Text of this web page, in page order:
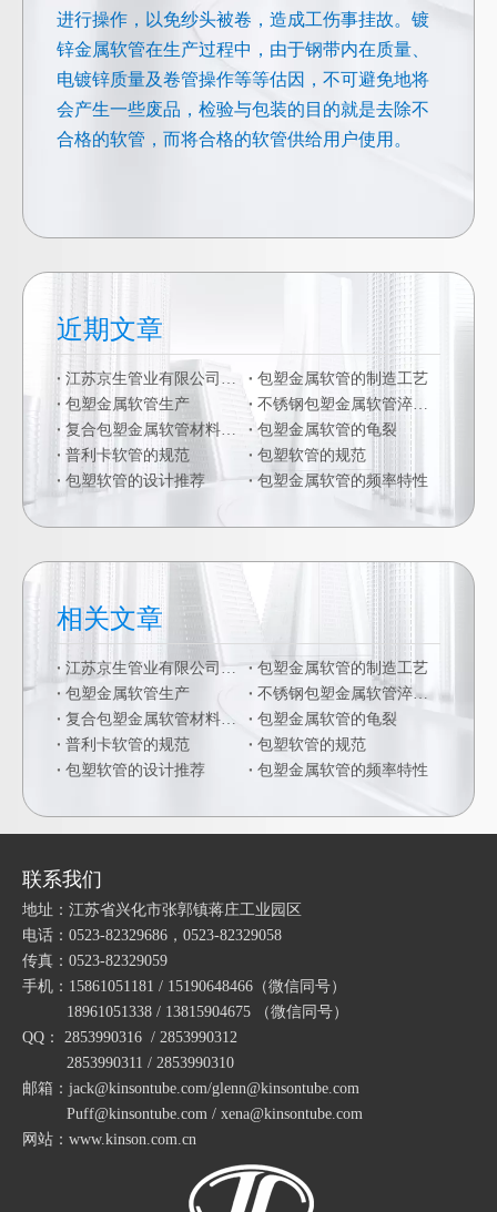
进行操作，以免纱头被卷，造成工伤事挂故。镀
锌金属软管在生产过程中，由于钢带内在质量、
电镀锌质量及卷管操作等等估因，不可避免地将
会产生一些废品，检验与包装的目的就是去除不
合格的软管，而将合格的软管供给用户使用。
近期文章
江苏京生管业有限公司危险废物管理制度公司
包塑金属软管的制造工艺
包塑金属软管生产
不锈钢包塑金属软管淬火硬化
复合包塑金属软管材料的二次加工
包塑金属软管的龟裂
普利卡软管的规范
包塑软管的规范
包塑软管的设计推荐
包塑金属软管的频率特性
相关文章
江苏京生管业有限公司危险废物管理制度公司
包塑金属软管的制造工艺
包塑金属软管生产
不锈钢包塑金属软管淬火硬化
复合包塑金属软管材料的二次加工
包塑金属软管的龟裂
普利卡软管的规范
包塑软管的规范
包塑软管的设计推荐
包塑金属软管的频率特性
联系我们
地址：江苏省兴化市张郭镇蒋庄工业园区
电话：0523-82329686，0523-82329058
传真：0523-82329059
手机：15861051181 / 15190648466 （微信同号）
18961051338 / 13815904675
（微信同号）
QQ： 2853990316 / 2853990312
2853990311 / 2853990310
邮箱：jack@kinsontube.com/glenn@kinsontube.com
Puff@kinsontube.com / xena@kinsontube.com
网站：www.kinson.com.cn